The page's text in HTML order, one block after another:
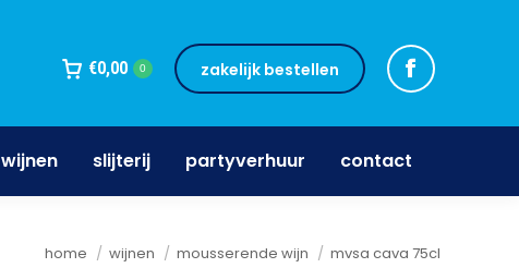
€0,00 0 zakelijk bestellen
wijnen slijterij partyverhuur contact
Je bent hier:
home wijnen mousserende wijn mvsa cava 75cl